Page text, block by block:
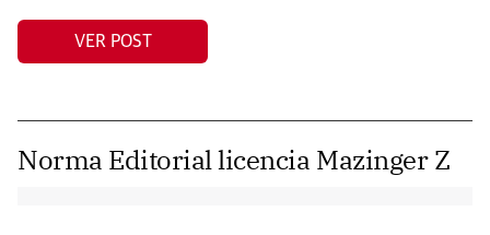
VER POST
Norma Editorial licencia Mazinger Z